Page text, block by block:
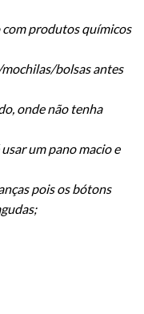
produtos químicos
bolsas antes
onde não tenha
um pano macio e
pois os bótons